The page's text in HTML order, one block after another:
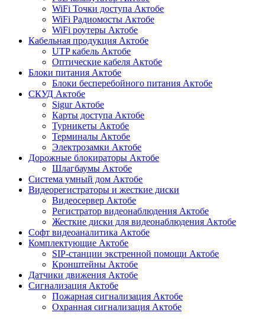
WiFi Точки доступа Актобе
WiFi Радиомосты Актобе
WiFi роутеры Актобе
Кабельная продукция Актобе
UTP кабель Актобе
Оптические кабеля Актобе
Блоки питания Актобе
Блоки бесперебойного питания Актобе
СКУД Актобе
Sigur Актобе
Карты доступа Актобе
Турникеты Актобе
Терминалы Актобе
Электрозамки Актобе
Дорожные блокираторы Актобе
Шлагбаумы Актобе
Система умный дом Актобе
Видеорегистраторы и жесткие диски
Видеосервер Актобе
Регистратор видеонаблюдения Актобе
Жесткие диски для видеонаблюдения Актобе
Софт видеоаналитика Актобе
Комплектующие Актобе
SIP-станции экстренной помощи Актобе
Кронштейны Актобе
Датчики движения Актобе
Сигнализация Актобе
Пожарная сигнализация Актобе
Охранная сигнализация Актобе